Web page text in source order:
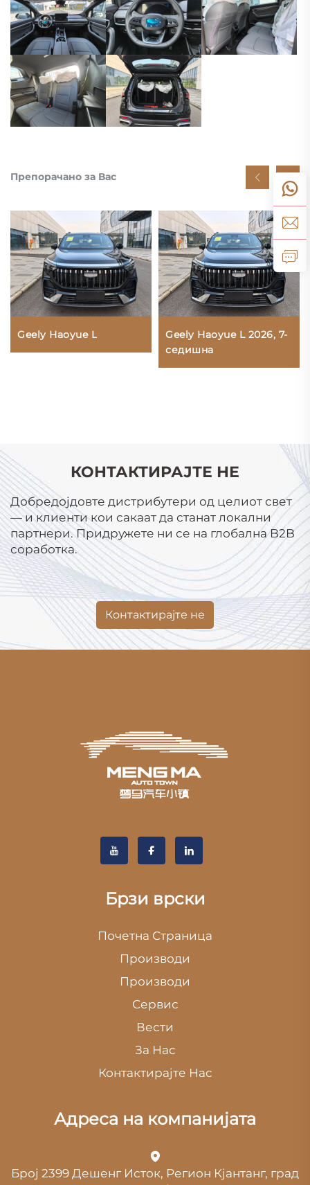
Препорачано за Вас
Geely Haoyue L
Geely Haoyue L 2026, 7-
седишна
КОНТАКТИРАЈТЕ НЕ
Добредојдовте дистрибутери од целиот свет
— и клиенти кои сакаат да станат локални
партнери. Придружете ни се на глобална B2B
соработка.
Контактирајте не
Брзи врски
Почетна Страница
Производи
Производи
Сервис
Вести
За Нас
Контактирајте Нас
Адреса на компанијата
Број 2399 Дешенг Исток, Регион Кјантанг, град